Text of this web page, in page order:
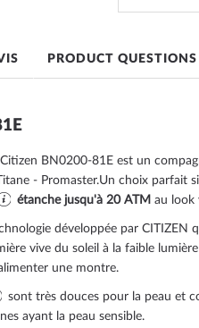
BN0200-81E est un
- Promaster.Un choix parfait
étanche jusqu'à 20 ATM au look
développée par CITIZEN
vive du soleil à la faible
une montre.
sont très douces pour la peau et
ayant la peau sensible.
PRODUCT QUESTIONS